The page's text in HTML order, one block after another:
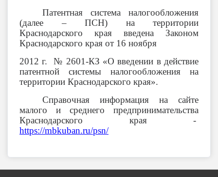
Патентная система налогообложения
(далее – ПСН) на территории
Краснодарского края введена Законом
Краснодарского края от 16 ноября
2012 г. № 2601-КЗ «О введении в действие
патентной системы налогообложения на
территории Краснодарского края».
Справочная информация на сайте
малого и среднего предпринимательства
Краснодарского края -
https://mbkuban.ru/psn/